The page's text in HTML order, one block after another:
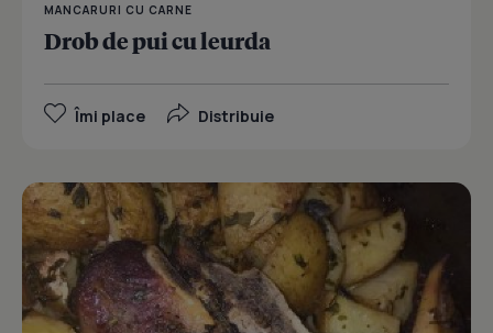
MANCARURI CU CARNE
Drob de pui cu leurda
Îmi place Distribuie